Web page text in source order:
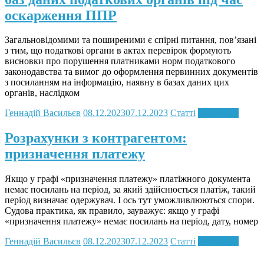
оскарження ППР
Загальновідомими та поширеними є спірні питання, пов’язані
з тим, що податкові органи в актах перевірок формують
висновки про порушення платниками норм податкового
законодавства та вимог до оформлення первинних документів
з посиланням на інформацію, наявну в базах даних цих
органів, наслідком
Геннадій Васильєв 08.12.202307.12.2023 Статті
Розрахунки з контрагентом:
призначення платежу
Якщо у графі «призначення платежу» платіжного документа
немає посилань на період, за який здійснюється платіж, такий
період визначає одержувач. І ось тут уможливлюються спори.
Судова практика, як правило, зауважує: якщо у графі
«призначення платежу» немає посилань на період, дату, номер
Геннадій Васильєв 08.12.202307.12.2023 Статті